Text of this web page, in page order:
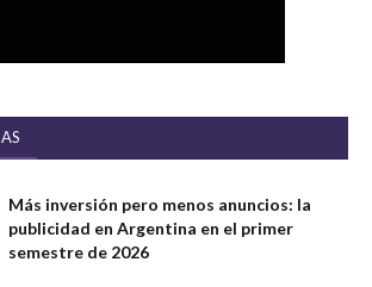
Más inversión pero menos anuncios: la
publicidad en Argentina en el primer
semestre de 2026